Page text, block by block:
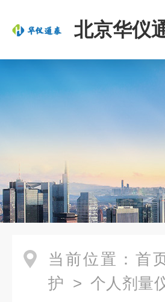
北京华仪
司
当前位置： 首
护 > 个人剂量